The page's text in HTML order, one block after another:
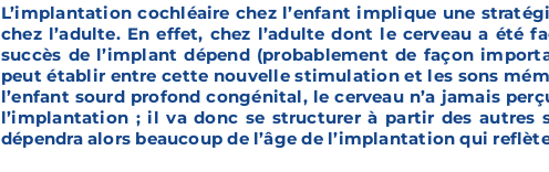
L’implantation cochléaire chez l’enfant implique une
chez l’adulte. En effet, chez l’adulte dont le cerveau a été
succès de l’implant dépend (probablement de façon
peut établir entre cette nouvelle stimulation et les sons
l’enfant sourd profond congénital, le cerveau n’a jamais
l’implantation ; il va donc se structurer à partir des autres
dépendra alors beaucoup de l’âge de l’implantation qui